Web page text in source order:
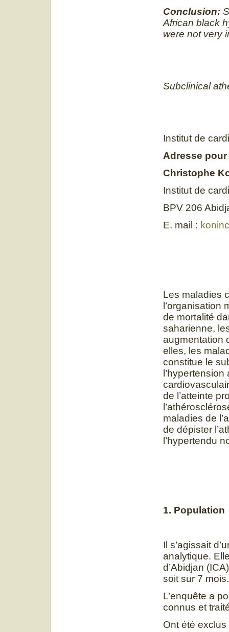
Conclusion:
African black
were not very
Subclinical
Institut de
Adresse
Christophe
Institut de
BPV 206
E. mail :
Les maladies
de mortalité
saharienne,
augmentation
elles, les
constitue le
de l’atteinte
maladies de
de dépister
l’hypertendu
1. Population
Il s’agissait
analytique.
d’Abidjan
soit sur 7 mois.
L’enquête a
connus et
Ont été exclus